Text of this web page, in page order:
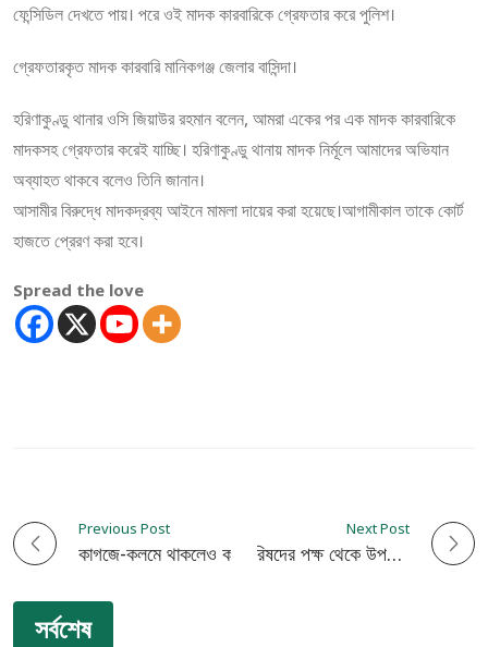
ফেন্সিডিল দেখতে পায়। পরে ওই মাদক কারবারিকে গ্রেফতার করে পুলিশ।
গ্রেফতারকৃত মাদক কারবারি মানিকগঞ্জ জেলার বাসিন্দা।
হরিণাকুণ্ডু থানার ওসি জিয়াউর রহমান বলেন, আমরা একের পর এক মাদক কারবারিকে
মাদকসহ গ্রেফতার করেই যাচ্ছি। হরিণাকুণ্ডু থানায় মাদক নির্মূলে আমাদের অভিযান
অব্যাহত থাকবে বলেও তিনি জানান।
আসামীর বিরুদ্ধে মাদকদ্রব্য আইনে মামলা দায়ের করা হয়েছে।আগামীকাল তাকে কোর্ট
হাজতে প্রেরণ করা হবে।
Spread the love
P
o
Previous Post
কাগজে-কলমে থাকলেও কার্যকর নেই ২,৬৯৫ শিক্ষাপ্রতিষ্ঠান
Next Post
ঈদ উপলক্ষে পেশাজীবি পরিষদের পক্ষ থেকে উপহার সামগ্রী বিতরণ
সর্বশেষ